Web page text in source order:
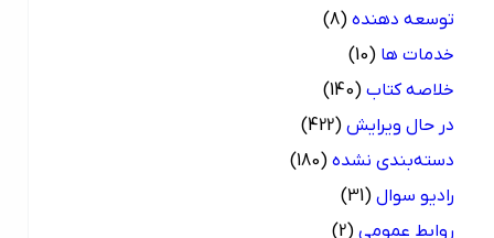
توسعه دهنده (8)
خدمات ها (10)
خلاصه کتاب (140)
در حال ویرایش (422)
دسته‌بندی نشده (180)
رادیو سوال (31)
روابط عمومی (2)